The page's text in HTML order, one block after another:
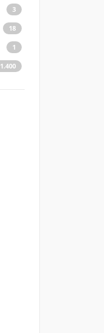
3
18
1
1.400